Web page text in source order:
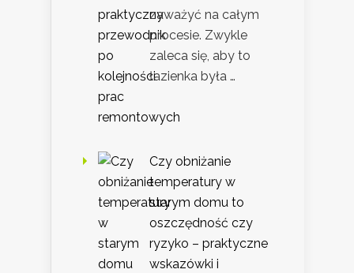
zaważyć na całym
procesie. Zwykle
zaleca się, aby to
łazienka była …
Czy obniżanie
temperatury w
starym domu to
oszczędność czy
ryzyko – praktyczne
wskazówki i